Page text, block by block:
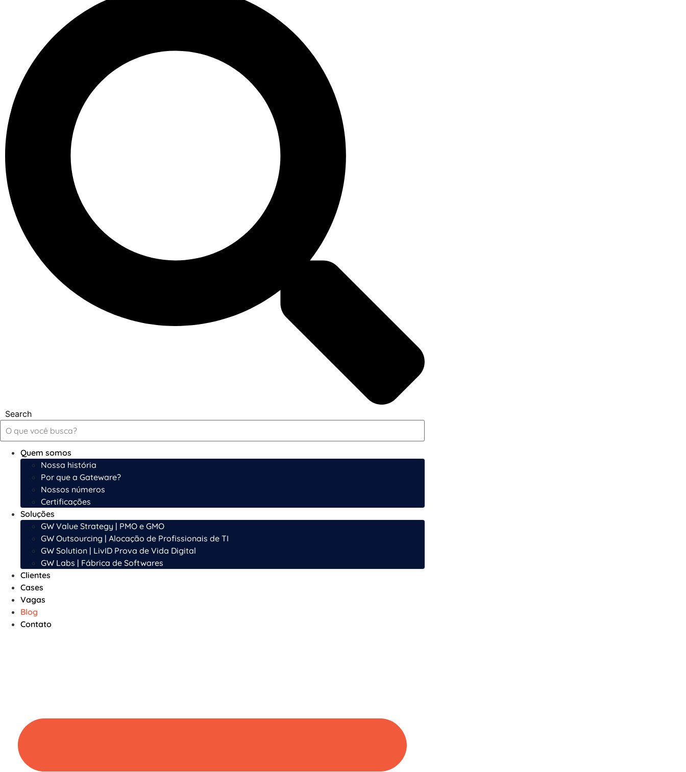
Search
Quem somos
Nossa história
Por que a Gateware?
Nossos números
Certificações
Soluções
GW Value Strategy | PMO e GMO
GW Outsourcing | Alocação de Profissionais de TI
GW Solution | LivID Prova de Vida Digital
GW Labs | Fábrica de Softwares
Clientes
Cases
Vagas
Blog
Contato